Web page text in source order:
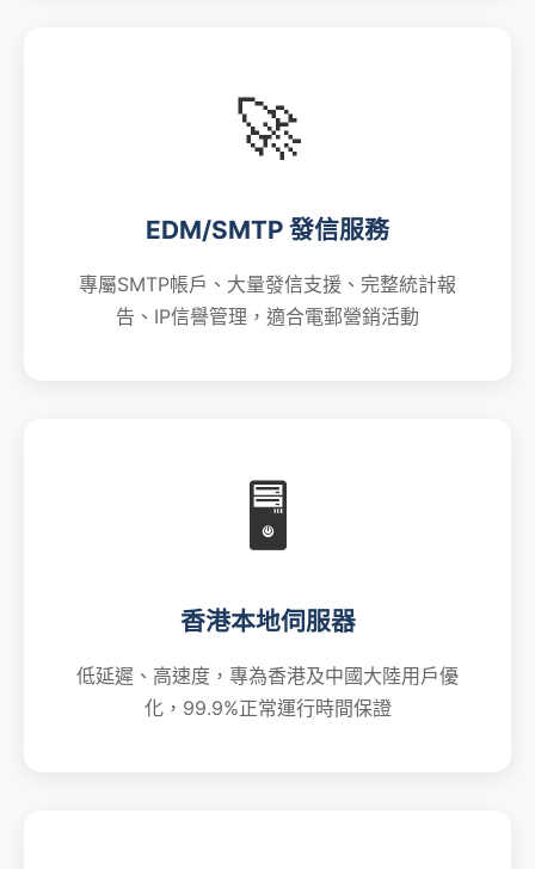
🚀
EDM/SMTP 發信服務
專屬SMTP帳戶、大量發信支援、完整統計報
告、IP信譽管理，適合電郵營銷活動
🖥️
香港本地伺服器
低延遲、高速度，專為香港及中國大陸用戶優
化，99.9%正常運行時間保證